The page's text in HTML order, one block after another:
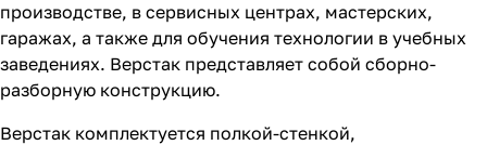
производстве, в сервисных центрах, мастерских,
гаражах, а также для обучения технологии в учебных
заведениях. Верстак представляет собой сборно-
разборную конструкцию.
Верстак комплектуется полкой-стенкой,